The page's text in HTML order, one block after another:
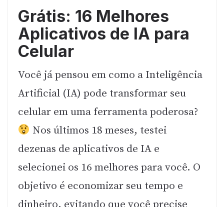
Grátis: 16 Melhores
Aplicativos de IA para
Celular
Você já pensou em como a Inteligência
Artificial (IA) pode transformar seu
celular em uma ferramenta poderosa?
Nos últimos 18 meses, testei
dezenas de aplicativos de IA e
selecionei os 16 melhores para você. O
objetivo é economizar seu tempo e